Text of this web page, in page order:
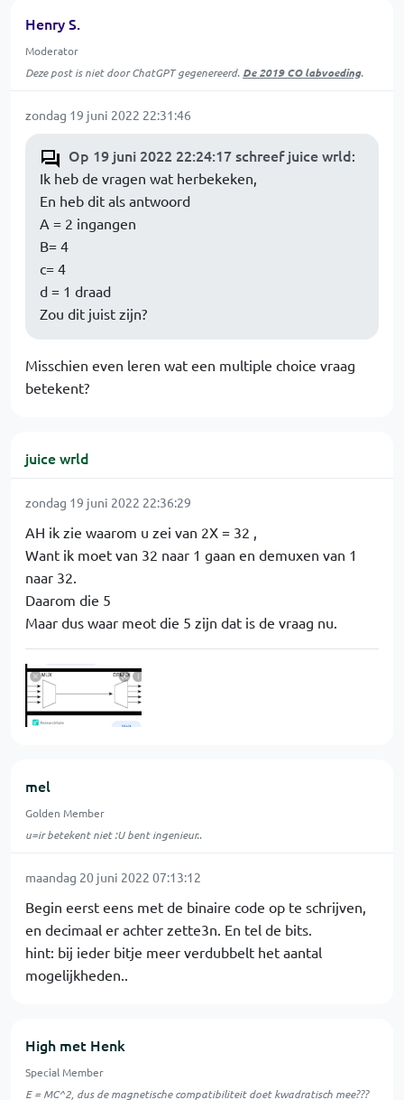
Henry S.
Moderator
Deze post is niet door ChatGPT gegenereerd. De 2019 CO labvoeding.
zondag 19 juni 2022 22:31:46
Op 19 juni 2022 22:24:17 schreef juice wrld:
Ik heb de vragen wat herbekeken,
En heb dit als antwoord
A = 2 ingangen
B= 4
c= 4
d = 1 draad
Zou dit juist zijn?
Misschien even leren wat een multiple choice vraag
betekent?
juice wrld
zondag 19 juni 2022 22:36:29
AH ik zie waarom u zei van 2X = 32 ,
Want ik moet van 32 naar 1 gaan en demuxen van 1
naar 32.
Daarom die 5
Maar dus waar meot die 5 zijn dat is de vraag nu.
mel
Golden Member
u=ir betekent niet :U bent ingenieur..
maandag 20 juni 2022 07:13:12
Begin eerst eens met de binaire code op te schrijven,
en decimaal er achter zette3n. En tel de bits.
hint: bij ieder bitje meer verdubbelt het aantal
mogelijkheden..
High met Henk
Special Member
E = MC^2, dus de magnetische compatibiliteit doet kwadratisch mee???